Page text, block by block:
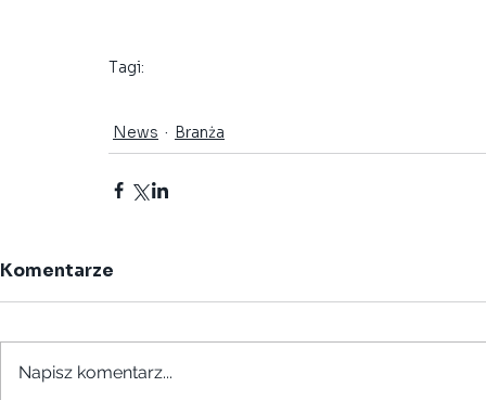
Tagi:
News Branża
Komentarze
Napisz komentarz...